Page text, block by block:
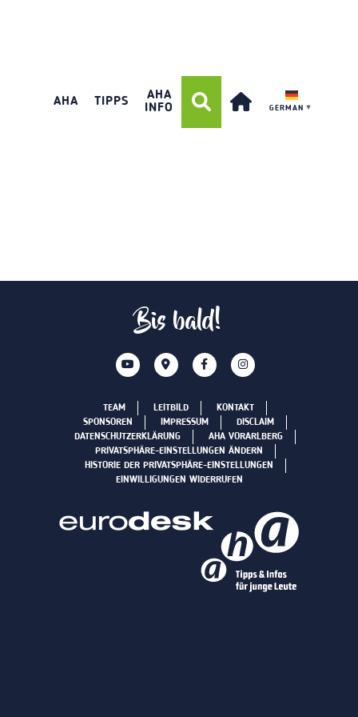
AHA TIPPS
AHA
INFO
GERMAN ▼
Bis bald!
TEAM LEITBILD
KONTAKT
SPONSOREN
IMPRESSUM
DISCLAIM
DATENSCHUTZERKLÄRUNG
AHA VORARLBERG
PRIVATSPHÄRE-EINSTELLUNGEN ÄNDERN
HISTORIE DER PRIVATSPHÄRE-EINSTELLUNGEN
EINWILLIGUNGEN WIDERRUFEN